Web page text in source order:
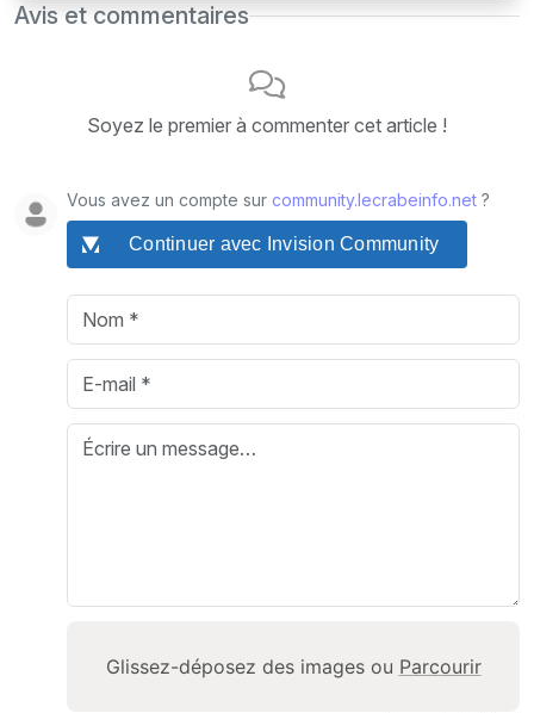
Avis et commentaires
Soyez le premier à commenter cet article !
Vous avez un compte sur community.lecrabeinfo.net ?
Continuer avec Invision Community
Glissez-déposez des images ou Parcourir